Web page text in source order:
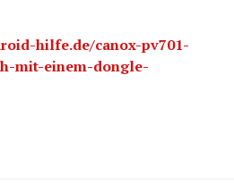
hilfe.de/canox-pv701-
mit-einem-dongle-